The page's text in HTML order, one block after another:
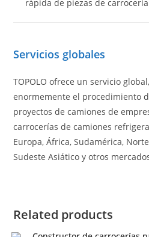
rápida de piezas de
Servicios globales
TOPOLO ofrece un servicio
enormemente el procedimiento
proyectos de camiones de
carrocerías de camiones
Europa, África, Sudamérica,
Sudeste Asiático y otros
Related products